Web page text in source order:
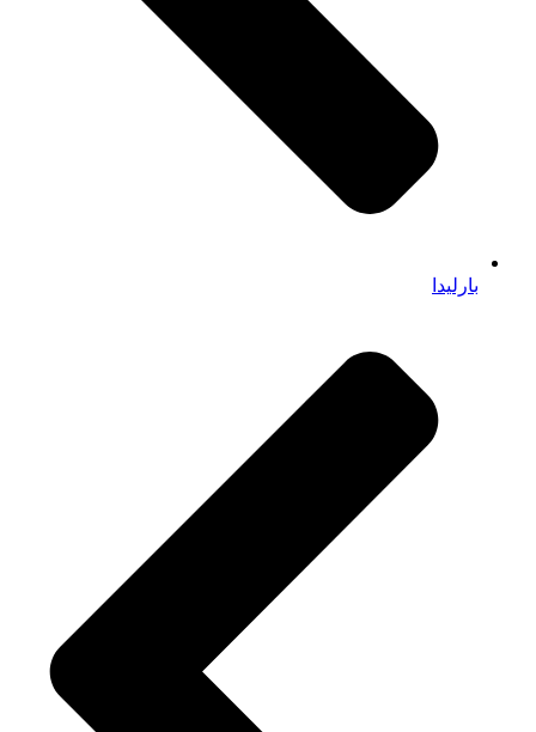
بارلیدا